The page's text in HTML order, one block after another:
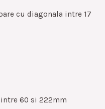
cu diagonala intre 17
60 si 222mm